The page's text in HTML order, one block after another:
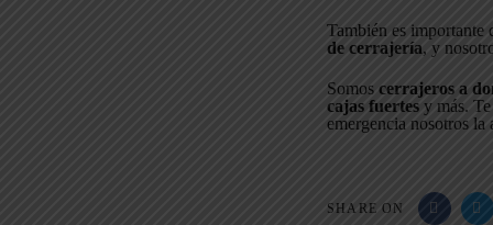
También es importante
de cerrajería, y
Somos cerrajeros a
cajas fuertes y más.
emergencia nosotros la
SHARE ON